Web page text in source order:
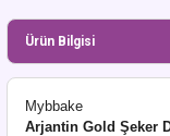
Ürün Bilgisi
Mybbake
Arjantin Gold Şeker